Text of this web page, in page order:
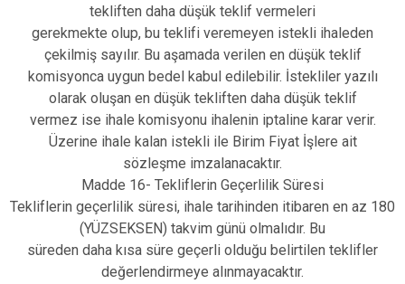
tekliften daha düşük teklif vermeleri
gerekmekte olup, bu teklifi veremeyen istekli ihaleden
çekilmiş sayılır. Bu aşamada verilen en düşük teklif
komisyonca uygun bedel kabul edilebilir. İstekliler yazılı
olarak oluşan en düşük tekliften daha düşük teklif
vermez ise ihale komisyonu ihalenin iptaline karar verir.
Üzerine ihale kalan istekli ile Birim Fiyat İşlere ait
sözleşme imzalanacaktır.
Madde 16- Tekliflerin Geçerlilik Süresi
Tekliflerin geçerlilik süresi, ihale tarihinden itibaren en az 180
(YÜZSEKSEN) takvim günü olmalıdır. Bu
süreden daha kısa süre geçerli olduğu belirtilen teklifler
değerlendirmeye alınmayacaktır.